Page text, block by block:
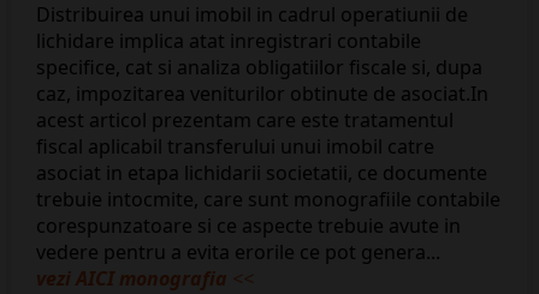
Distribuirea unui imobil in cadrul operatiunii de
lichidare implica atat inregistrari contabile
specifice, cat si analiza obligatiilor fiscale si, dupa
caz, impozitarea veniturilor obtinute de asociat.In
acest articol prezentam care este tratamentul
fiscal aplicabil transferului unui imobil catre
asociat in etapa lichidarii societatii, ce documente
trebuie intocmite, care sunt monografiile contabile
corespunzatoare si ce aspecte trebuie avute in
vedere pentru a evita erorile ce pot genera...
vezi AICI monografia <<